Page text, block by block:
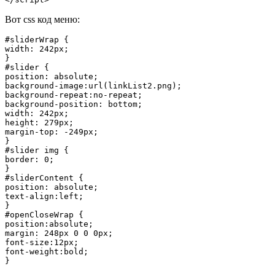
Вот css код меню:
#sliderWrap {
width: 242px;
}
#slider {
position: absolute;
background-image:url(linkList2.png);
background-repeat:no-repeat;
background-position: bottom;
width: 242px;
height: 279px;
margin-top: -249px;
}
#slider img {
border: 0;
}
#sliderContent {
position: absolute;
text-align:left;
}
#openCloseWrap {
position:absolute;
margin: 248px 0 0 0px;
font-size:12px;
font-weight:bold;
}